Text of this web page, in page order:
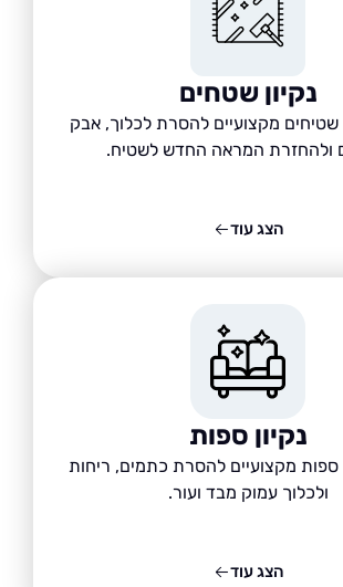
שטחים
מקצועיים להסרת לכלוך, אבק
המראה החדש לשטיח.
ספות
להסרת כתמים, ריחות
עמוק מבד ועור.